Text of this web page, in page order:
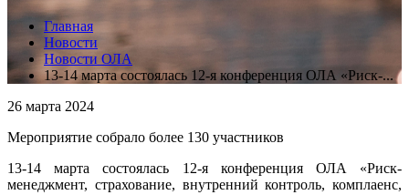
Главная
Новости
Новости ОЛА
13-14 марта состоялась 12-я конференция ОЛА «Риск-...
26 марта 2024
Мероприятие собрало более 130 участников
13-14 марта состоялась 12-я конференция ОЛА «Риск-
менеджмент, страхование, внутренний контроль, комплаенс,